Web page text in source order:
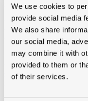
We use cookies to
provide social media
We also share
our social media,
may combine it with
provided to them or
of their services.
TopcoverRectivent
UthermUtherm Roof M
SDUtherm Wall L
Elev isogard AK/AF RF-S
80mm90mm 100mm
160mm
Laine minérale
Toit inclinéUrsaKnauf
Façades - sol de grenier -